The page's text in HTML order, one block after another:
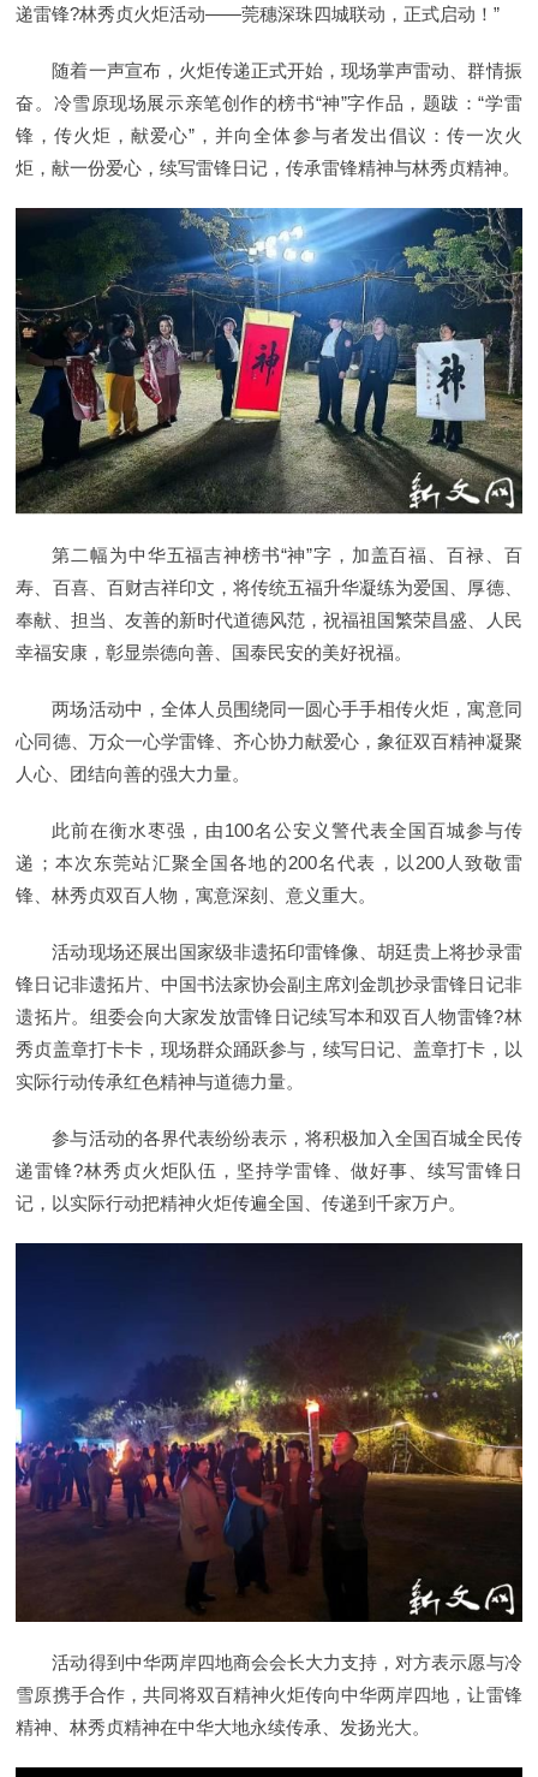
递雷锋?林秀贞火炬活动——莞穗深珠四城联动，正式启动！”
随着一声宣布，火炬传递正式开始，现场掌声雷动、群情振
奋。冷雪原现场展示亲笔创作的榜书“神”字作品，题跋：“学雷
锋，传火炬，献爱心”，并向全体参与者发出倡议：传一次火
炬，献一份爱心，续写雷锋日记，传承雷锋精神与林秀贞精神。
第二幅为中华五福吉神榜书“神”字，加盖百福、百禄、百
寿、百喜、百财吉祥印文，将传统五福升华凝练为爱国、厚德、
奉献、担当、友善的新时代道德风范，祝福祖国繁荣昌盛、人民
幸福安康，彰显崇德向善、国泰民安的美好祝福。
两场活动中，全体人员围绕同一圆心手手相传火炬，寓意同
心同德、万众一心学雷锋、齐心协力献爱心，象征双百精神凝聚
人心、团结向善的强大力量。
此前在衡水枣强，由100名公安义警代表全国百城参与传
递；本次东莞站汇聚全国各地的200名代表，以200人致敬雷
锋、林秀贞双百人物，寓意深刻、意义重大。
活动现场还展出国家级非遗拓印雷锋像、胡廷贵上将抄录雷
锋日记非遗拓片、中国书法家协会副主席刘金凯抄录雷锋日记非
遗拓片。组委会向大家发放雷锋日记续写本和双百人物雷锋?林
秀贞盖章打卡卡，现场群众踊跃参与，续写日记、盖章打卡，以
实际行动传承红色精神与道德力量。
参与活动的各界代表纷纷表示，将积极加入全国百城全民传
递雷锋?林秀贞火炬队伍，坚持学雷锋、做好事、续写雷锋日
记，以实际行动把精神火炬传遍全国、传递到千家万户。
活动得到中华两岸四地商会会长大力支持，对方表示愿与冷
雪原携手合作，共同将双百精神火炬传向中华两岸四地，让雷锋
精神、林秀贞精神在中华大地永续传承、发扬光大。